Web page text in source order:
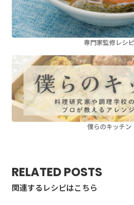
専門家監修レシピ
僕らのキッチン
RELATED POSTS
関連するレシピはこちら